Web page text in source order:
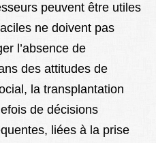
peuvent être utiles
ne doivent pas
l’absence de
des attitudes de
la transplantation
de décisions
liées à la prise